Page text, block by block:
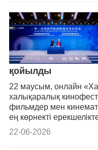
қойылды
22 маусым, онлайн
халықаралық
фильмдер мен
ең көрнекті
22-06-2026